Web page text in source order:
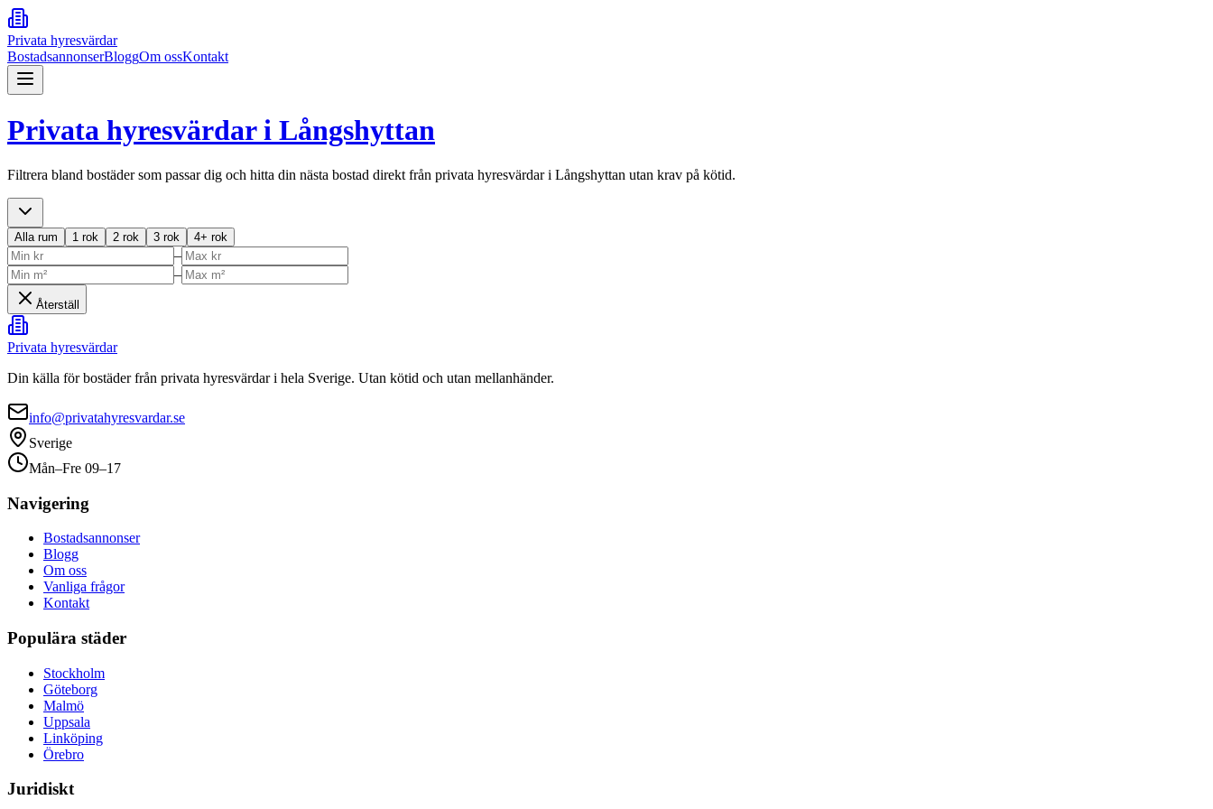
Privata hyresvärdar
BostadsannonserBloggOm ossKontakt
Privata hyresvärdar i Långshyttan
Filtrera bland bostäder som passar dig och hitta din nästa bostad direkt från privata hyresvärdar i Långshyttan utan krav på kötid.
Alla rum 1 rok 2 rok 3 rok 4+ rok
–
–
Återställ
Privata hyresvärdar
Din källa för bostäder från privata hyresvärdar i hela Sverige. Utan kötid och utan mellanhänder.
info@privatahyresvardar.se
Sverige
Mån–Fre 09–17
Navigering
Bostadsannonser
Blogg
Om oss
Vanliga frågor
Kontakt
Populära städer
Stockholm
Göteborg
Malmö
Uppsala
Linköping
Örebro
Juridiskt